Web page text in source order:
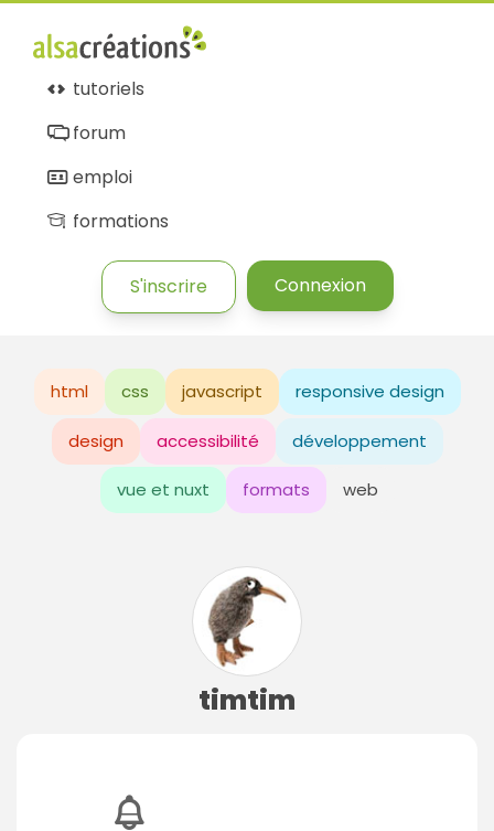
tutoriels
forum
emploi
formations
S'inscrire Connexion
html css javascript responsive design
design accessibilité développement
vue et nuxt formats web
timtim